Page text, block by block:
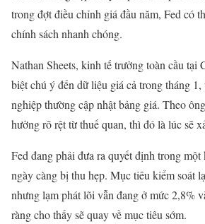
trong đợt điều chỉnh giá đầu năm, Fed có
chính sách nhanh chóng.
Nathan Sheets, kinh tế trưởng toàn cầu tại
biệt chú ý đến dữ liệu giá cả trong tháng
nghiệp thường cập nhật bảng giá. Theo
hưởng rõ rệt từ thuế quan, thì đó là lúc sẽ
Fed đang phải đưa ra quyết định trong
ngày càng bị thu hẹp. Mục tiêu kiểm soát
nhưng lạm phát lõi vẫn đang ở mức 2,8%
ràng cho thấy sẽ quay về mục tiêu sớm.